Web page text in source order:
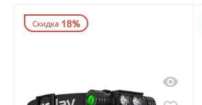
Скидка 18%